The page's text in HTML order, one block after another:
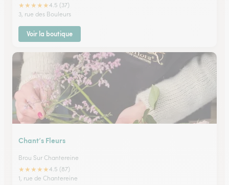
★★★★★4.5 (37)
3, rue des Bouleurs
Voir la boutique
Chant’s Fleurs
Brou Sur Chantereine
★★★★★4.5 (87)
1, rue de Chantereine